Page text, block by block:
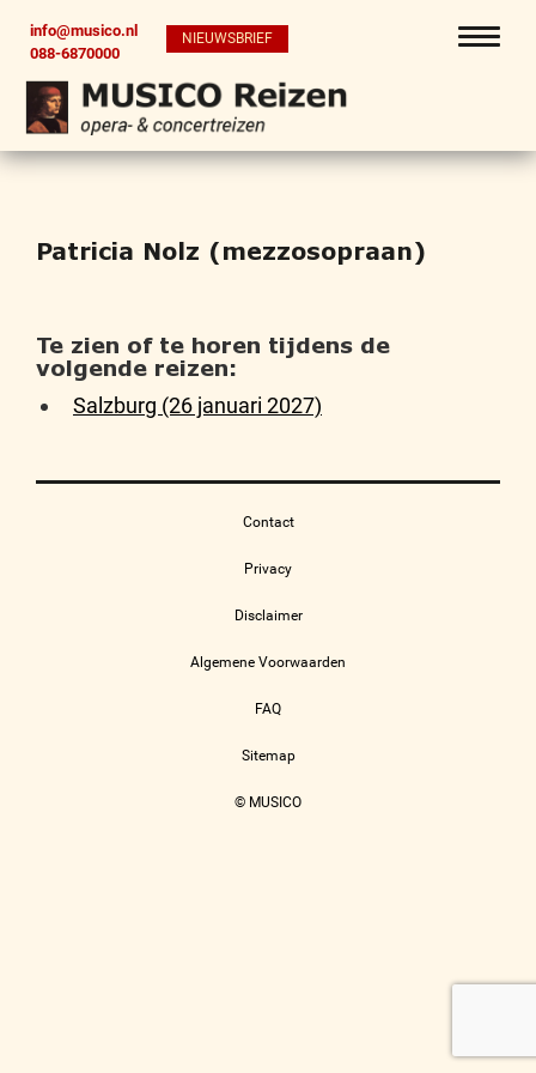
info@musico.nl
088-6870000
NIEUWSBRIEF
Patricia Nolz (mezzosopraan)
Te zien of te horen tijdens de
volgende reizen:
Salzburg (26 januari 2027)
Contact
Privacy
Disclaimer
Algemene Voorwaarden
FAQ
Sitemap
© MUSICO